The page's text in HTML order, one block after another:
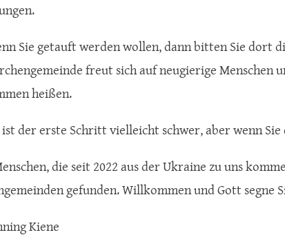
Sie getauft werden wollen, dann bitten Sie dort
freut sich auf neugierige Menschen
heißen.
ist der erste Schritt vielleicht schwer, aber wenn
die seit 2022 aus der Ukraine zu uns
gefunden. Willkommen und Gott segne
Kiene